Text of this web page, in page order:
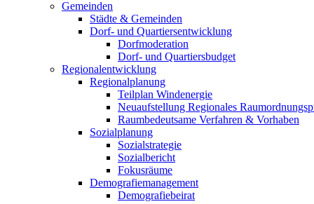
Gemeinden
Städte & Gemeinden
Dorf- und Quartiersentwicklung
Dorfmoderation
Dorf- und Quartiersbudget
Regionalentwicklung
Regionalplanung
Teilplan Windenergie
Neuaufstellung Regionales
Raumbedeutsame Verfahren & Vorhaben
Sozialplanung
Sozialstrategie
Sozialbericht
Fokusräume
Demografiemanagement
Demografiebeirat